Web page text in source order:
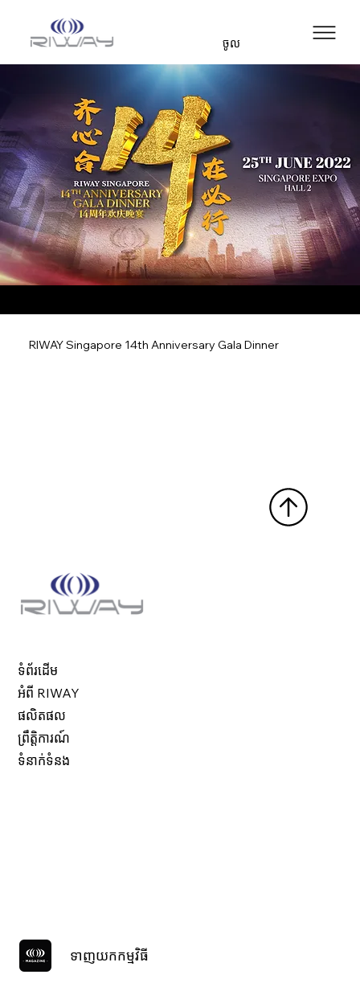
ចូល
RIWAY Singapore 14th Anniversary Gala Dinner
ទំព័រដើម
អំពី RIWAY
ផលិតផល
ព្រឹត្តិការណ៍
ទំនាក់ទំនង
ទាញយកកម្មវិធី